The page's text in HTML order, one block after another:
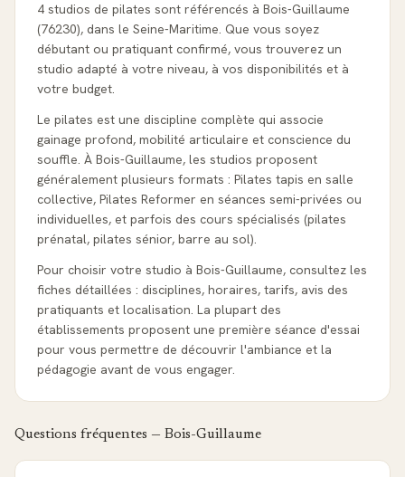
4 studios de pilates sont référencés à Bois-Guillaume
(76230), dans le Seine-Maritime. Que vous soyez
débutant ou pratiquant confirmé, vous trouverez un
studio adapté à votre niveau, à vos disponibilités et à
votre budget.
Le pilates est une discipline complète qui associe
gainage profond, mobilité articulaire et conscience du
souffle. À Bois-Guillaume, les studios proposent
généralement plusieurs formats : Pilates tapis en salle
collective, Pilates Reformer en séances semi-privées ou
individuelles, et parfois des cours spécialisés (pilates
prénatal, pilates sénior, barre au sol).
Pour choisir votre studio à Bois-Guillaume, consultez les
fiches détaillées : disciplines, horaires, tarifs, avis des
pratiquants et localisation. La plupart des
établissements proposent une première séance d'essai
pour vous permettre de découvrir l'ambiance et la
pédagogie avant de vous engager.
Questions fréquentes — Bois-Guillaume